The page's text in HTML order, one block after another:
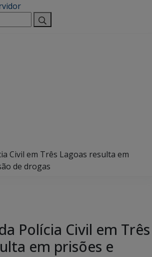
Civil em Três Lagoas resulta em
de drogas
Polícia Civil em Três
em prisões e